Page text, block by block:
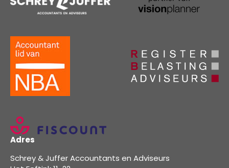
Adres
Schrey & Juffer Accountants en Adviseurs